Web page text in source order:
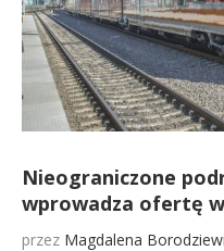
Nieograniczone
wprowadza ofertę
przez Magdalena